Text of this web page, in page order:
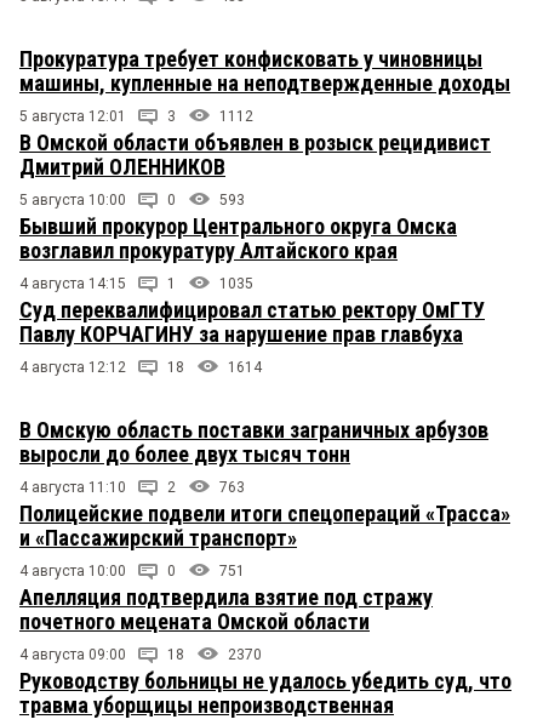
Прокуратура требует конфисковать у чиновницы
машины, купленные на неподтвержденные доходы
5 августа 12:01 3 1112
В Омской области объявлен в розыск рецидивист
Дмитрий ОЛЕННИКОВ
5 августа 10:00 0 593
Бывший прокурор Центрального округа Омска
возглавил прокуратуру Алтайского края
4 августа 14:15 1 1035
Суд переквалифицировал статью ректору ОмГТУ
Павлу КОРЧАГИНУ за нарушение прав главбуха
4 августа 12:12 18 1614
В Омскую область поставки заграничных арбузов
выросли до более двух тысяч тонн
4 августа 11:10 2 763
Полицейские подвели итоги спецопераций «Трасса»
и «Пассажирский транспорт»
4 августа 10:00 0 751
Апелляция подтвердила взятие под стражу
почетного мецената Омской области
4 августа 09:00 18 2370
Руководству больницы не удалось убедить суд, что
травма уборщицы непроизводственная